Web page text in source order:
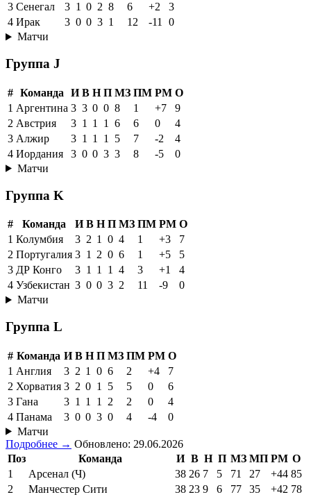
3 Сенегал 3 1 0 2 8 6 +2
3
4 Ирак 3 0 0 3 1 12 -11 0
Матчи
Группа J
# Команда И В Н П МЗ ПМ РМ О
1 Аргентина 3 3 0 0 8 1 +7
9
2 Австрия 3 1 1 1 6 6 0
4
3 Алжир 3 1 1 1 5 7 -2
4
4 Иордания 3 0 0 3 3 8 -5
0
Матчи
Группа K
# Команда И В Н П МЗ ПМ РМ О
1 Колумбия 3 2 1 0 4 1 +3
7
2 Португалия 3 1 2 0 6 1 +5
5
3 ДР Конго 3 1 1 1 4 3 +1
4
4 Узбекистан 3 0 0 3 2 11 -9
0
Матчи
Группа L
# Команда И В Н П МЗ ПМ РМ О
1 Англия 3 2 1 0 6 2 +4
7
2 Хорватия 3 2 0 1 5 5 0
6
3 Гана 3 1 1 1 2 2 0
4
4 Панама 3 0 0 3 0 4 -4
0
Матчи
Подробнее → Обновлено: 29.06.2026
Поз
Команда И В Н П МЗ МП РМ О
1
Арсенал (Ч) 38 26 7 5 71 27 +44 85
2
Манчестер Сити 38 23 9 6 77 35 +42 78